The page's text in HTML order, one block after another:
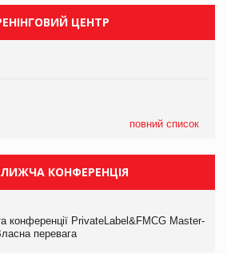
ЦЕНТР
повний список
КОНФЕРЕНЦІЯ
конференції PrivateLabel&FMCG Master-
перевага